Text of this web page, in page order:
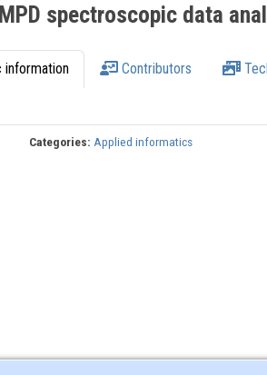
spectroscopic data
information Contributors
Categories: Applied informatics